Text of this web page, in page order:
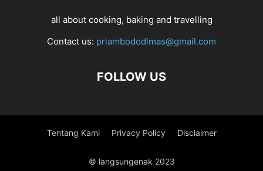
all about cooking, baking and travelling
Contact us: priambododimas@gmail.com
FOLLOW US
Tentang Kami Privacy Policy Disclaimer
© langsungenak 2023